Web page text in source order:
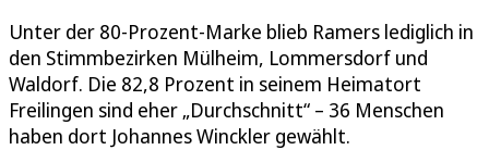
Unter der 80-Prozent-Marke blieb Ramers lediglich in
den Stimmbezirken Mülheim, Lommersdorf und
Waldorf. Die 82,8 Prozent in seinem Heimatort
Freilingen sind eher „Durchschnitt“ – 36 Menschen
haben dort Johannes Winckler gewählt.